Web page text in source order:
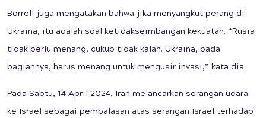
Borrell juga mengatakan bahwa jika menyangkut perang di
Ukraina, itu adalah soal ketidakseimbangan kekuatan. “Rusia
tidak perlu menang, cukup tidak kalah. Ukraina, pada
bagiannya, harus menang untuk mengusir invasi,” kata dia.
Pada Sabtu, 14 April 2024, Iran melancarkan serangan udara
ke Israel sebagai pembalasan atas serangan Israel terhadap